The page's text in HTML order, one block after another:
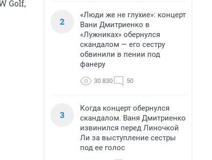
Golf,
2
«Люди же не глухие»: концерт
Вани Дмитриенко в
«Лужниках» обернулся
скандалом — его сестру
обвинили в пении под
фанеру
30 830 50
3
Когда концерт обернулся
скандалом. Ваня Дмитриенко
извинился перед Линочкой
Ли за выступление сестры
под ее голос